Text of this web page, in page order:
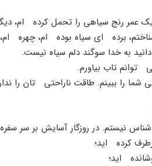
عمر رنج سیاهی را تحمل کرده ام،
برده ای سیاه بوده ام، چهره
به خدا سوگند دلم سیاه نیست.
توانم تاب بیاورم.
را ببینم. طاقت ناراحتی تان را
نیستم. در روزگار آسایش بر سر
کرده اید؛
اید؛